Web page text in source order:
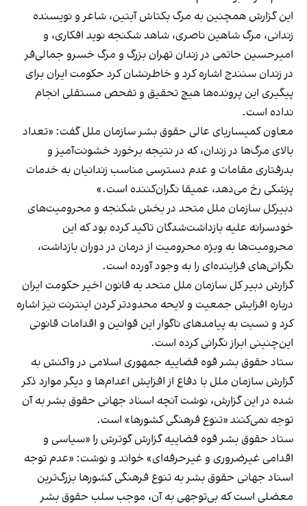
این گزارش همچنین به مرگ بکتاش آبتین، شاعر و نویسنده
زندانی، مرگ شاهین ناصری، شاهد شکنجه نوید افکاری، و
امیرحسین حاتمی در زندان تهران بزرگ و مرگ خسرو جمالی‌فر
در زندان سنندج اشاره کرد و خاطرنشان کرد حکومت ایران برای
پیگیری این پرونده‌ها هیچ تحقیق و تفحص مستقلی انجام
نداده است.
معاون کمیساریای عالی حقوق بشر سازمان ملل گفت: «تعداد
بالای مرگ‌ها در زندان، که در نتیجه برخورد خشونت‌آمیز و
بدرفتاری مقامات و عدم دسترسی مناسب زندانیان به خدمات
پزشکی رخ می‌دهد، عمیقا نگران‌کننده است.»
دبیرکل سازمان ملل متحد در بخش شکنجه و محرومیت‌های
خودسرانه علیه بازداشت‌شدگان تاکید کرده بود که این
محرومیت‌ها به ویژه محرومیت از درمان در دوران بازداشت،
نگرانی‌های فزاینده‌ای را به وجود آورده است.
گزارش دبیر کل سازمان ملل متحد به قانون اخیر حکومت ایران
درباره افزایش جمعیت و لایحه محدودتر کردن اینترنت نیز اشاره
کرد و نسبت به پیامدهای ناگوار این قوانین و اقدامات قانونی
این‌چنینی ابراز نگرانی کرده است.
ستاد حقوق بشر قوه قضاییه جمهوری اسلامی در واکنش به
گزارش سازمان ملل با دفاع از افزایش اعدام‌ها و دیگر موارد ذکر
شده در این گزارش، نوشت آنچه اسناد جهانی حقوق بشر به آن
توجه نمی‌کنند «تنوع فرهنگی کشورها» است.
ستاد حقوق بشر قوه قضاییه گزارش گوترش را «سیاسی و
اقدامی غیرضروری و غیرحرفه‌ای» خواند و نوشت: «عدم توجه
اسناد جهانی حقوق بشر به تنوع فرهنگی کشورها بزرگ‌ترین
معضلی است که بی‌توجهی به آن، موجب سلب حقوق بشر